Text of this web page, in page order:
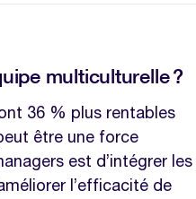
multiculturelle ?
36 % plus rentables
être une force
est d’intégrer les
l’efficacité de